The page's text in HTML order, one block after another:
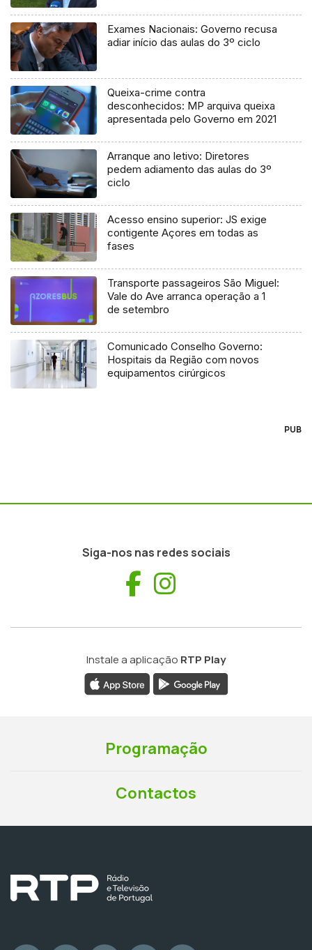
Exames Nacionais: Governo recusa
adiar início das aulas do 3º ciclo
Queixa-crime contra
desconhecidos: MP arquiva queixa
apresentada pelo Governo em 2021
Arranque ano letivo: Diretores
pedem adiamento das aulas do 3º
ciclo
Acesso ensino superior: JS exige
contigente Açores em todas as
fases
Transporte passageiros São Miguel:
Vale do Ave arranca operação a 1
de setembro
Comunicado Conselho Governo:
Hospitais da Região com novos
equipamentos cirúrgicos
PUB
Siga-nos nas redes sociais
Facebook
Instale a aplicação RTP Play
Programação
Contactos